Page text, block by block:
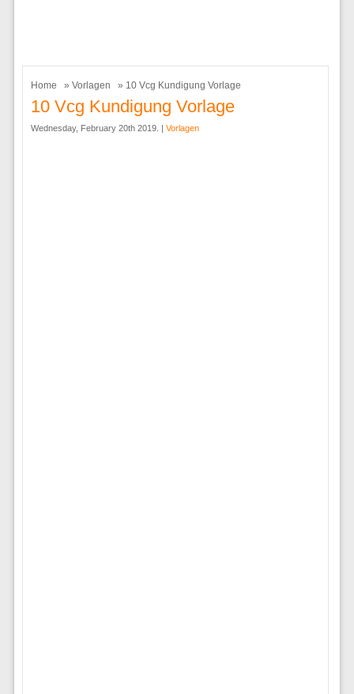
Home » Vorlagen » 10 Vcg Kundigung Vorlage
10 Vcg Kundigung Vorlage
Wednesday, February 20th 2019. | Vorlagen